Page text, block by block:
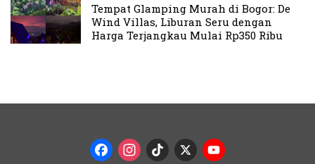
Tempat Glamping Murah di Bogor: De
Wind Villas, Liburan Seru dengan
Harga Terjangkau Mulai Rp350 Ribu
Facebook
Instagram
TikTok
X